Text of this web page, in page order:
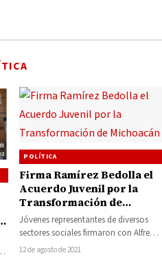
POLÍTICA
Firma Ramírez Bedolla el
Acuerdo Juvenil por la
Transformación de
Michoacán
Jóvenes representantes de diversos
sectores sociales firmaron con Alfredo
Ramírez Bedolla, gobernador electo
12 de agosto de 2021